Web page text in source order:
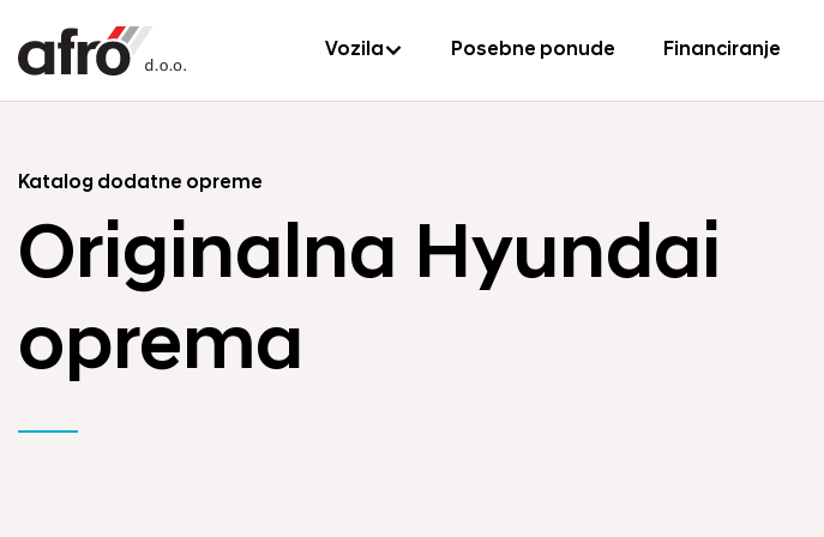
Vozila Posebne ponude Financiranje
Katalog dodatne opreme
Originalna Hyundai
oprema